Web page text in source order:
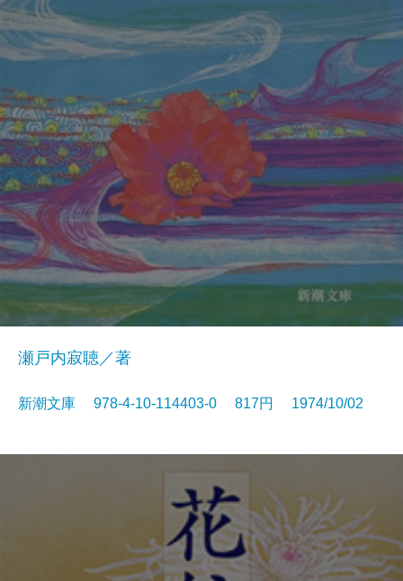
瀬戸内寂聴／著
新潮文庫 978-4-10-114403-0 817円 1974/10/02